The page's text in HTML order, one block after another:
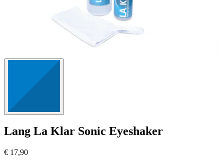
Lang La Klar Sonic Eyeshaker
€ 17,90